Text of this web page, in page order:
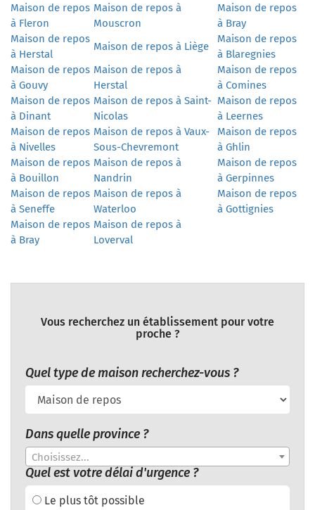
Maison de repos
à Fleron
Maison de repos à
Mouscron
Maison de repos
à Bray
Maison de repos
à Herstal
Maison de repos à Liège
Maison de repos
à Blaregnies
Maison de repos
à Gouvy
Maison de repos à
Herstal
Maison de repos
à Comines
Maison de repos
à Dinant
Maison de repos à Saint-
Nicolas
Maison de repos
à Leernes
Maison de repos
à Nivelles
Maison de repos à Vaux-
Sous-Chevremont
Maison de repos
à Ghlin
Maison de repos
à Bouillon
Maison de repos à
Nandrin
Maison de repos
à Gerpinnes
Maison de repos
à Seneffe
Maison de repos à
Waterloo
Maison de repos
à Gottignies
Maison de repos
à Bray
Maison de repos à
Loverval
Vous recherchez un établissement pour votre
proche ?
Quel type de maison recherchez-vous ?
Dans quelle province ?
Choisissez...
Quel est votre délai d'urgence ?
Le plus tôt possible